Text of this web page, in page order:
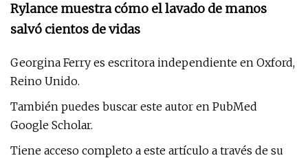
Rylance muestra cómo el lavado de manos
salvó cientos de vidas
Georgina Ferry es escritora independiente en Oxford,
Reino Unido.
También puedes buscar este autor en PubMed
Google Scholar.
Tiene acceso completo a este artículo a través de su